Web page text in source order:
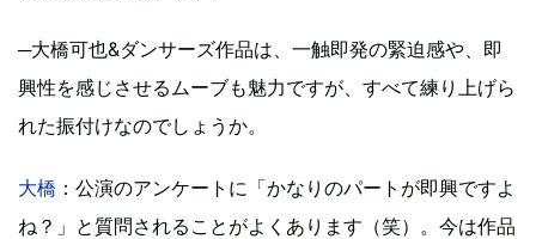
─大橋可也&ダンサーズ作品は、一触即発の緊迫感や、即
興性を感じさせるムーブも魅力ですが、すべて練り上げら
れた振付けなのでしょうか。
大橋 ：公演のアンケートに「かなりのパートが即興ですよ
ね？」と質問されることがよくあります（笑）。今は作品